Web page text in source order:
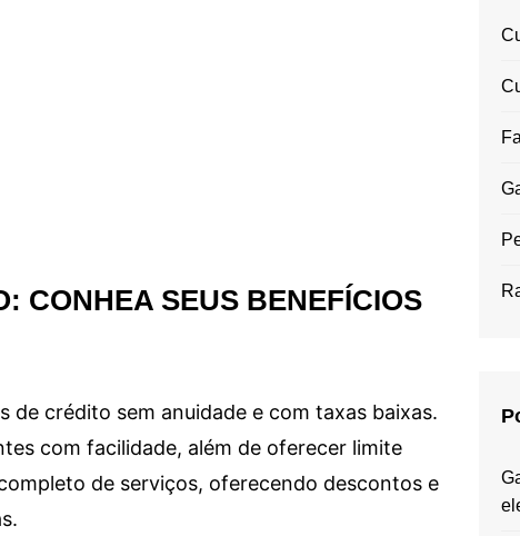
CONHEA SEUS BENEFÍCIOS
de crédito sem anuidade e com taxas baixas.
com facilidade, além de oferecer limite
de serviços, oferecendo descontos e